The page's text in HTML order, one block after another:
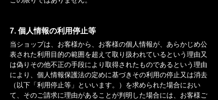
7. 個人情報の利用停止等
当ショップは、お客様から、お客様の個人情報が、あらかじめ公
表された利用目的の範囲を超えて取り扱われているという理由又
は偽りその他不正の手段により取得されたものであるという理由
により、個人情報保護法の定めに基づきその利用の停止又は消去
（以下「利用停止等」といいます。）を求められた場合におい
て、そのご請求に理由があることが判明した場合には、お客様ご